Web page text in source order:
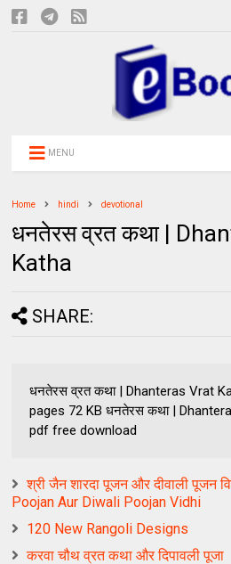
MENU
Home hindi devotional
धनतेरस व्रत कथा |
Katha
SHARE:
धनतेरस व्रत कथा | Dhanteras Vrat
pages 72 KB धनतेरस कथा |
pdf free download
श्री जैन शारदा पूजन और दीवाली पूजन
Poojan Aur Diwali Poojan Vidhi
120 New Rangoli Designs
करवा चौथ व्रत कथा और दिपावली पूजा